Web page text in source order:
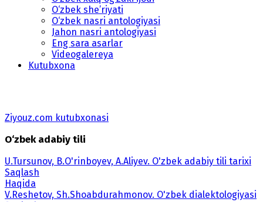
O‘zbek she’riyati
O‘zbek nasri antologiyasi
Jahon nasri antologiyasi
Eng sara asarlar
Videogalereya
Kutubxona
Ziyouz.com kutubxonasi
O‘zbek adabiy tili
U.Tursunov, B.O'rinboyev, A.Aliyev. O'zbek adabiy tili tarixi
Saqlash
Haqida
V.Reshetov, Sh.Shoabdurahmonov. O'zbek dialektologiyasi